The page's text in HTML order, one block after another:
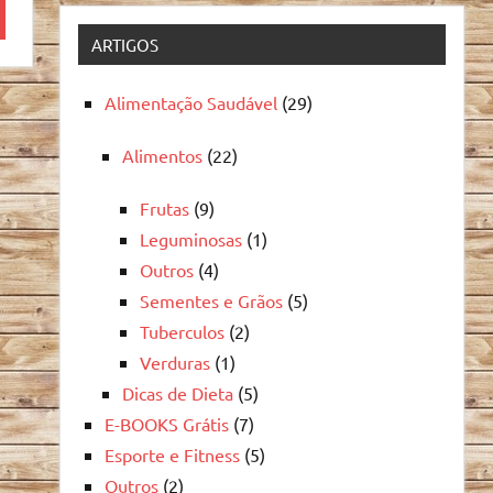
ARTIGOS
Alimentação Saudável (29)
Alimentos (22)
Frutas (9)
Leguminosas (1)
Outros (4)
Sementes e Grãos (5)
Tuberculos (2)
Verduras (1)
Dicas de Dieta (5)
E-BOOKS Grátis (7)
Esporte e Fitness (5)
Outros (2)